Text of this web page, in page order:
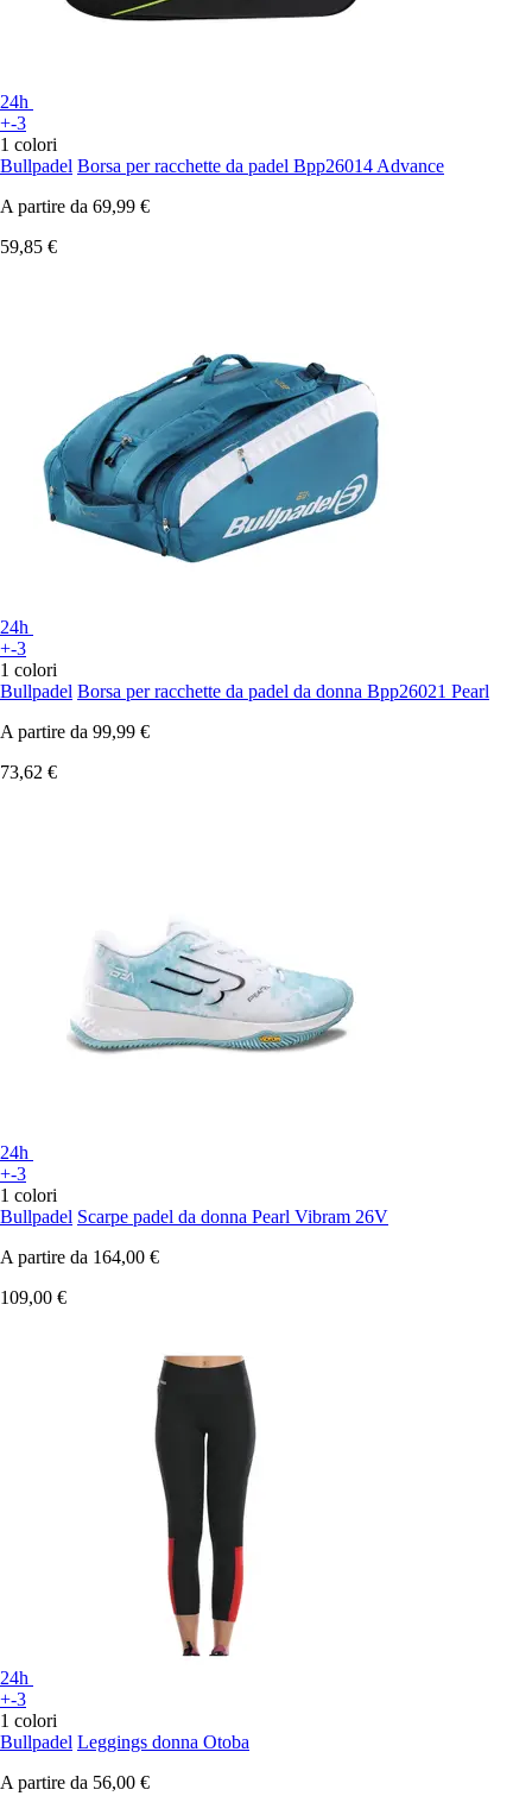
24h
+-3
1 colori
Bullpadel Borsa per racchette da padel Bpp26014 Advance
A partire da 69,99 €
59,85 €
24h
+-3
1 colori
Bullpadel Borsa per racchette da padel da donna Bpp26021 Pearl
A partire da 99,99 €
73,62 €
24h
+-3
1 colori
Bullpadel Scarpe padel da donna Pearl Vibram 26V
A partire da 164,00 €
109,00 €
24h
+-3
1 colori
Bullpadel Leggings donna Otoba
A partire da 56,00 €